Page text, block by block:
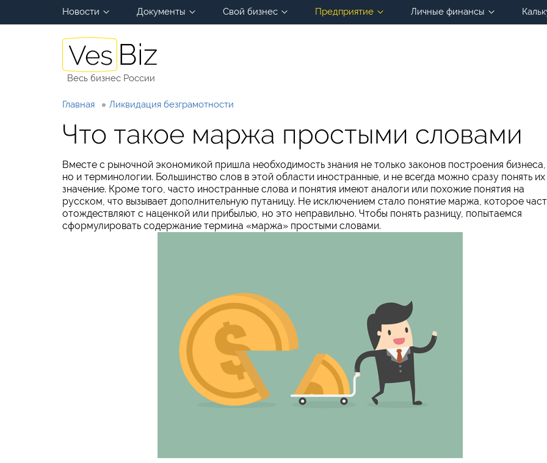
Новости Документы Свой бизнес Предприятие Личные финансы
Весь бизнес России
Главная Ликвидация безграмотности
Что такое маржа простыми словами
Вместе с рыночной экономикой пришла необходимость знания не только законов построения бизнеса,
но и терминологии. Большинство слов в этой области иностранные, и не всегда можно сразу понять их
значение. Кроме того, часто иностранные слова и понятия имеют аналоги или похожие понятия на
русском, что вызывает дополнительную путаницу. Не исключением стало понятие маржа, которое
отождествляют с наценкой или прибылью, но это неправильно. Чтобы понять разницу, попытаемся
сформулировать содержание термина «маржа» простыми словами.